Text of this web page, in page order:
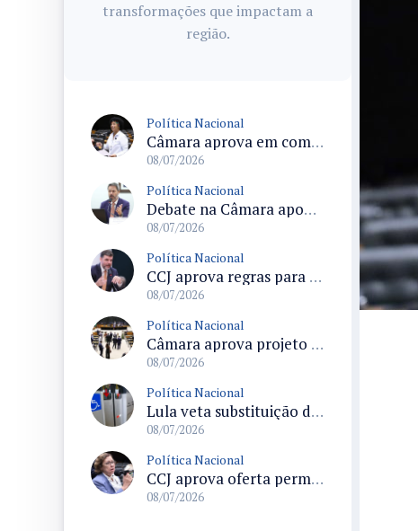
transformações que impactam a
região.
Política Nacional
Câmara aprova em comissão texto que permite ampliar reserva de moradias para pessoas com deficiência conforme demanda
08/07/2026
Política Nacional
Debate na Câmara aponta riscos da exposição massiva de apostas esportivas e pede regras para publicidade
08/07/2026
Política Nacional
CCJ aprova regras para controle sanitário e comércio de produtos da agricultura familiar
08/07/2026
Política Nacional
Câmara aprova projeto que proíbe cobrança de tarifa mínima de consumo e muda regras do saneamento básico
08/07/2026
Política Nacional
Lula veta substituição do símbolo de acessibilidade proposto pela ONU e sanciona lei que amplia sinalização obrigatória
08/07/2026
Política Nacional
CCJ aprova oferta permanente de canais de atendimento a mulheres em situação de violência doméstica e altera Lei Maria da Penha
08/07/2026